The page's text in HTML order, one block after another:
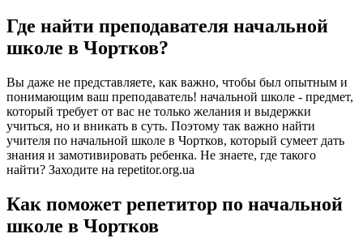
Где найти преподавателя начальной
школе в Чортков?
Вы даже не представляете, как важно, чтобы был опытным и
понимающим ваш преподаватель! начальной школе - предмет,
который требует от вас не только желания и выдержки
учиться, но и вникать в суть. Поэтому так важно найти
учителя по начальной школе в Чортков, который сумеет дать
знания и замотивировать ребенка. Не знаете, где такого
найти? Заходите на repetitor.org.ua
Как поможет репетитор по начальной
школе в Чортков